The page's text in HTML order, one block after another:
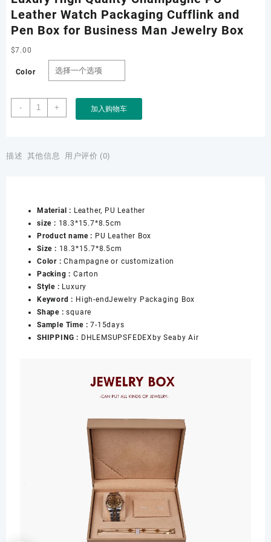
Leather Watch Packaging Cufflink and
Pen Box for Business Man Jewelry Box
$7.00
Color
-
Luxury
High
PU
Cufflink
and
Pen
Box
for
Business
Man
Jewelry
Box
+ 加入购物车
描述 其他信息 用户评价 (0)
Material : Leather, PU Leather
size : 18.3*15.7*8.5cm
Product name : PU Leather Box
Size : 18.3*15.7*8.5cm
Color :Champagne or customization
Packing : Carton
Style : Luxury
Keyword : High-endJewelry Packaging Box
Shape :square
Sample Time :7-15days
SHIPPING : DHLEMSUPSFEDEXby Seaby Air